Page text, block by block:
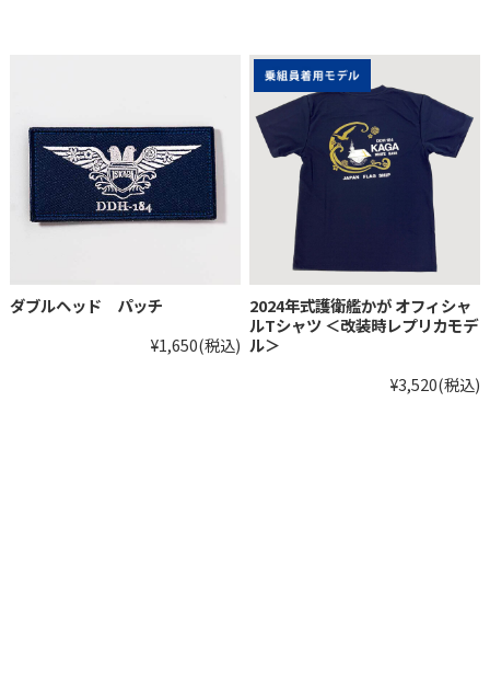
ダブルヘッド パッチ
¥1,650(税込)
2024年式護衛艦かが オフィシャ
ルTシャツ ＜改装時レプリカモデ
ル＞
¥3,520(税込)